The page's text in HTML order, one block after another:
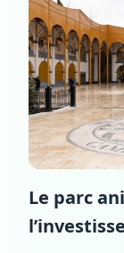
Le parc